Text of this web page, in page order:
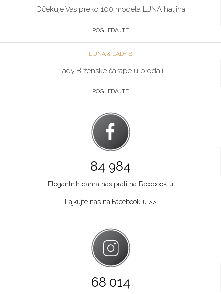
Očekuje Vas preko 100 modela LUNA haljina
POGLEDAJTE
LUNA & LADY B
Lady B ženske čarape u prodaji
POGLEDAJTE
84 984
Elegantnih dama nas prati na Facebook-u
Lajkujte nas na Facebook-u >>
68 014